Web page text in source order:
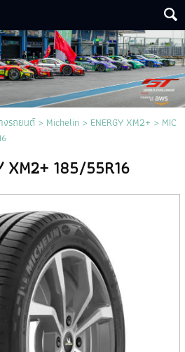
งรถยนต์> Michelin> ENERGY XM2+ > MIC
XM2+ 185/55R16